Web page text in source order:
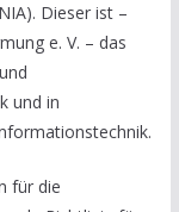
Dieser ist –
e. V. – das
und in
für die